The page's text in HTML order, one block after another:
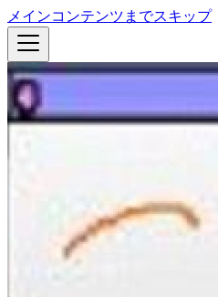
メインコンテンツまでスキップ